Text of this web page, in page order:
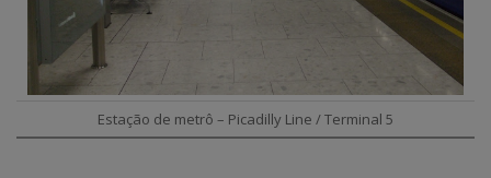
Estação de metrô – Picadilly Line / Terminal 5